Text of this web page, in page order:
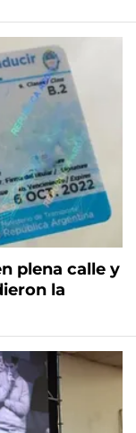
plena calle y
la